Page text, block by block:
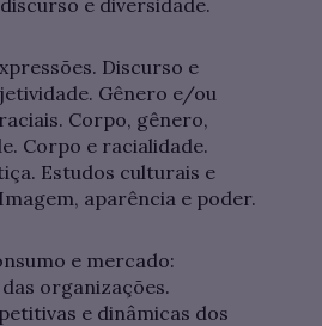
e diversidade.
Discurso e
Gênero e/ou
Corpo, gênero,
Corpo e racialidade.
Estudos culturais e
aparência e poder.
e mercado:
organizações.
e dinâmicas dos